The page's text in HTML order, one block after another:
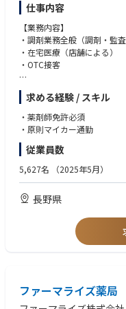
仕事内容
【業務内容】
・調剤業務全般（調剤・監
・在宅医療（店舗による）
・OTC接客
【特徴】
・調剤とドラッグストア（
剤業務に集中してお仕事が可
・ロードサイドに多く展開
・調剤手順や調剤機器は店
能です。
求める経験 / スキル
・薬剤師免許必須
・原則マイカー通勤
従業員数
5,627名 （2025年5月）
長野県
ファーマライズ薬